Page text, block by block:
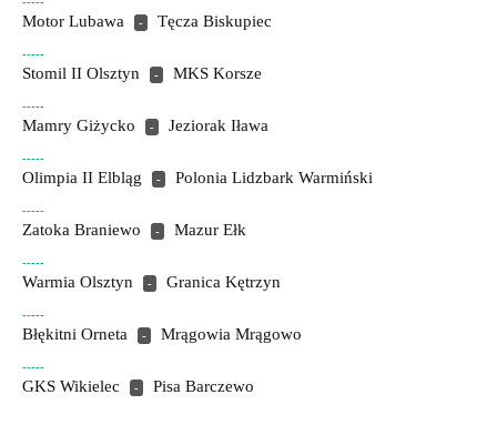
Motor Lubawa - Tęcza Biskupiec
-----
Stomil II Olsztyn - MKS Korsze
-----
Mamry Giżycko - Jeziorak Iława
-----
Olimpia II Elbląg - Polonia Lidzbark Warmiński
-----
Zatoka Braniewo - Mazur Ełk
-----
Warmia Olsztyn - Granica Kętrzyn
-----
Błękitni Orneta - Mrągowia Mrągowo
-----
GKS Wikielec - Pisa Barczewo